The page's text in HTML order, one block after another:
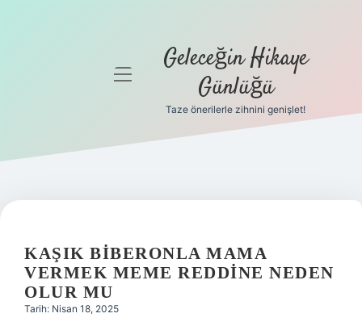
Gizlilik
Hakkımızda
menüyü Geleceğin Hikaye
Günlüğü
Taze önerilerle zihnini genişlet!
KAŞIK BIBERONLA MAMA
VERMEK MEME REDDINE NEDEN
OLUR MU
Tarih: Nisan 18, 2025